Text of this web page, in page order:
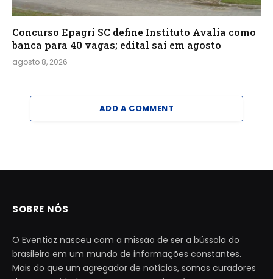
Concurso Epagri SC define Instituto Avalia como
banca para 40 vagas; edital sai em agosto
agosto 8, 2026
ADD A COMMENT
SOBRE NÓS
O Eventioz nasceu com a missão de ser a bússola do
brasileiro em um mundo de informações constantes.
Mais do que um agregador de notícias, somos curadores